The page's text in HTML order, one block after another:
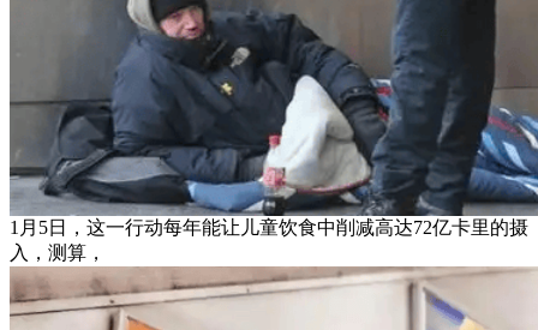
1月5日，这一行动每年能让儿童饮食中削减高达72亿卡里的摄
入，测算，